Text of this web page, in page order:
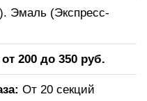
Эмаль (Экспресс-
200 до 350 руб.
От 20 секций